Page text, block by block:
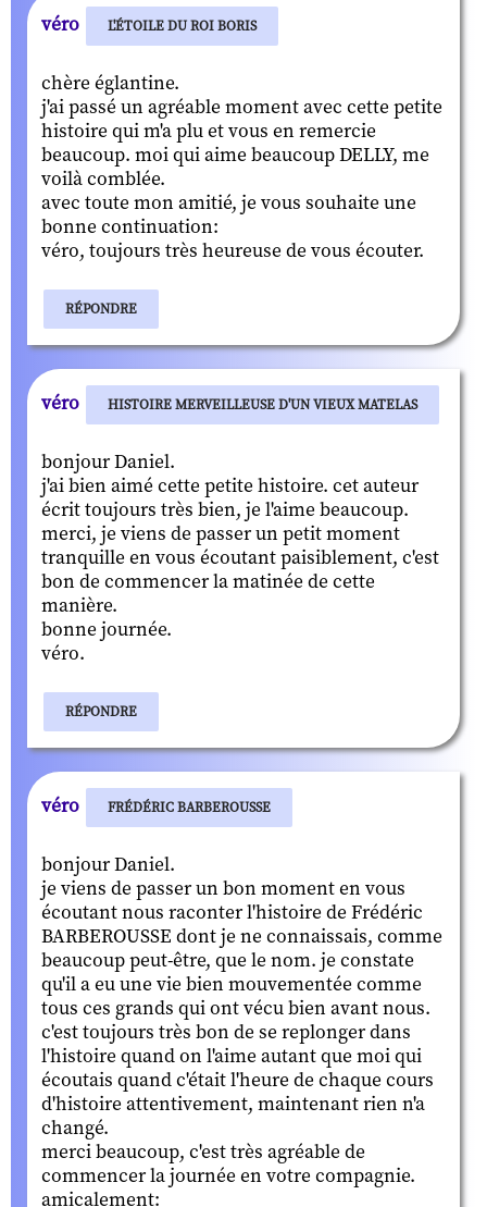
véro L'ÉTOILE DU ROI BORIS
chère églantine.
j'ai passé un agréable moment avec cette petite
histoire qui m'a plu et vous en remercie
beaucoup. moi qui aime beaucoup DELLY, me
voilà comblée.
avec toute mon amitié, je vous souhaite une
bonne continuation:
véro, toujours très heureuse de vous écouter.
RÉPONDRE
véro HISTOIRE MERVEILLEUSE D'UN VIEUX MATELAS
bonjour Daniel.
j'ai bien aimé cette petite histoire. cet auteur
écrit toujours très bien, je l'aime beaucoup.
merci, je viens de passer un petit moment
tranquille en vous écoutant paisiblement, c'est
bon de commencer la matinée de cette
manière.
bonne journée.
véro.
RÉPONDRE
véro FRÉDÉRIC BARBEROUSSE
bonjour Daniel.
je viens de passer un bon moment en vous
écoutant nous raconter l'histoire de Frédéric
BARBEROUSSE dont je ne connaissais, comme
beaucoup peut-être, que le nom. je constate
qu'il a eu une vie bien mouvementée comme
tous ces grands qui ont vécu bien avant nous.
c'est toujours très bon de se replonger dans
l'histoire quand on l'aime autant que moi qui
écoutais quand c'était l'heure de chaque cours
d'histoire attentivement, maintenant rien n'a
changé.
merci beaucoup, c'est très agréable de
commencer la journée en votre compagnie.
amicalement: